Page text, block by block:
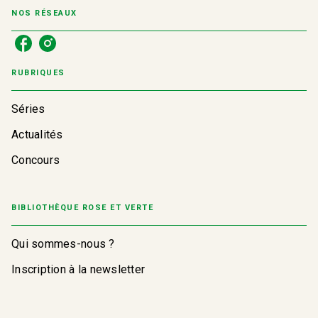
NOS RÉSEAUX
RUBRIQUES
Séries
Actualités
Concours
BIBLIOTHÈQUE ROSE ET VERTE
Qui sommes-nous ?
Inscription à la newsletter